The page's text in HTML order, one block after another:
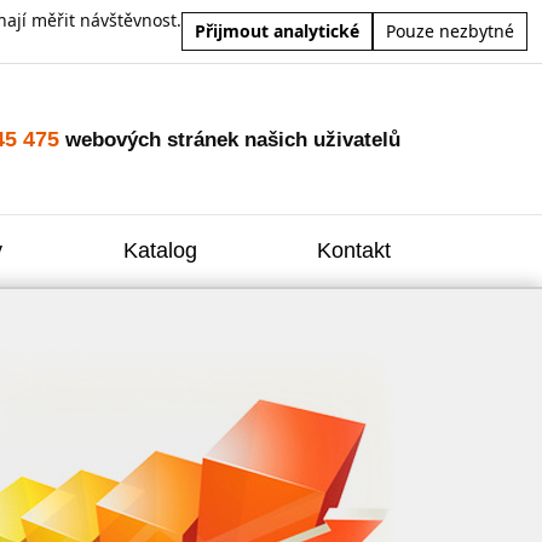
měřit návštěvnost.
Přijmout analytické Pouze nezbytné
475 webových stránek našich uživatelů
Katalog Kontakt